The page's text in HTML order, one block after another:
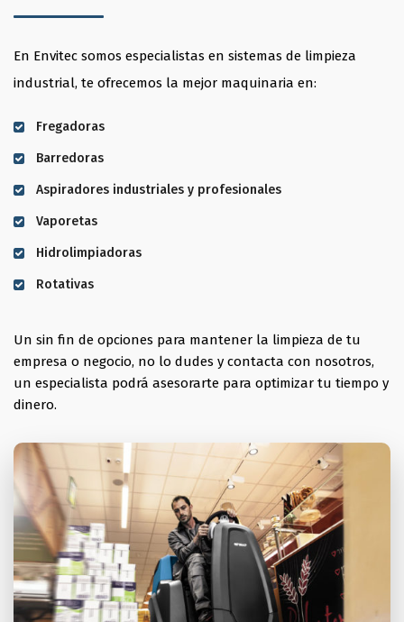
En Envitec somos especialistas en sistemas de limpieza
industrial, te ofrecemos la mejor maquinaria en:
Fregadoras
Barredoras
Aspiradores industriales y profesionales
Vaporetas
Hidrolimpiadoras
Rotativas
Un sin fin de opciones para mantener la limpieza de tu
empresa o negocio, no lo dudes y contacta con nosotros,
un especialista podrá asesorarte para optimizar tu tiempo y
dinero.